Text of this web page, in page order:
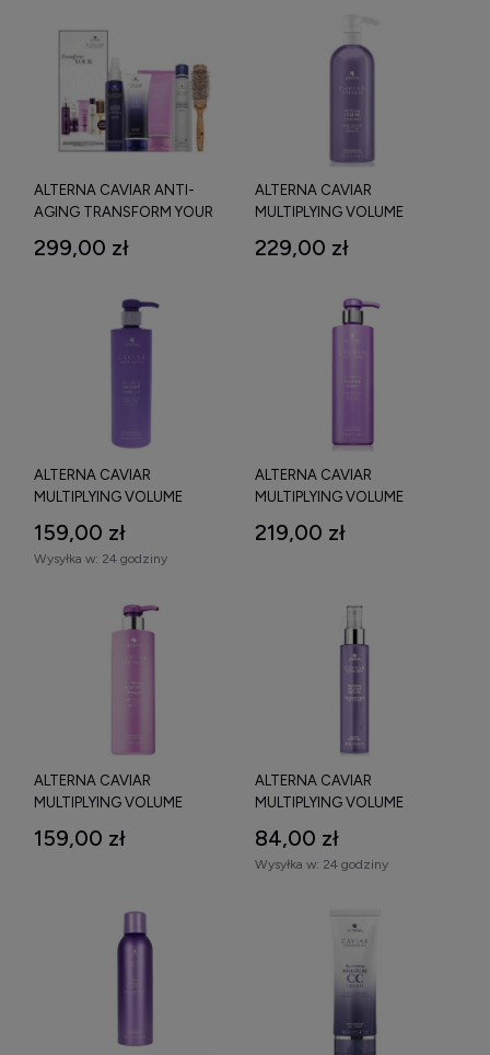
ALTERNA CAVIAR ANTI-
AGING TRANSFORM YOUR
ML + 150 ML + 211 G ZESTAW
299,00 zł
ALTERNA CAVIAR
MULTIPLYING VOLUME
ZWIĘKSZAJĄCA OBJĘTOŚĆ
229,00 zł
ALTERNA CAVIAR
MULTIPLYING VOLUME
ZWIĘKSZAJĄCA OBJĘTOŚĆ
WŁOSÓW 487 ML
159,00 zł
Wysyłka w: 24 godziny
ALTERNA CAVIAR
MULTIPLYING VOLUME
WŁOSÓW ZWIĘKSZAJĄCY
219,00 zł
ALTERNA CAVIAR
MULTIPLYING VOLUME
ZWIĘKSZAJĄCY OBJĘTOŚĆ
159,00 zł
ALTERNA CAVIAR
MULTIPLYING VOLUME
DODAJĄCA OBJĘTOŚCI
WŁOSOM CIENKIM 147 ML
84,00 zł
Wysyłka w: 24 godziny